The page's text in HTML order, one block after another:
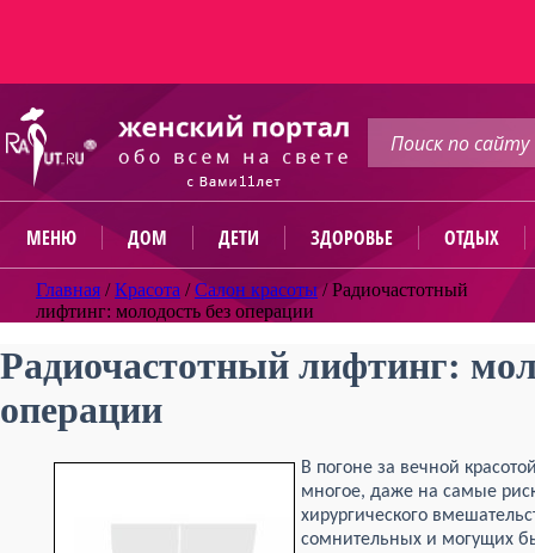
МЕНЮ ДОМ ДЕТИ ЗДОРОВЬЕ ОТДЫХ
Главная /Красота /Салон красоты /Радиочастотный
лифтинг: молодость без операции
Радиочастотный лифтинг:
операции
В погоне за вечной
многое, даже на самые
хирургического
сомнительных и могущих